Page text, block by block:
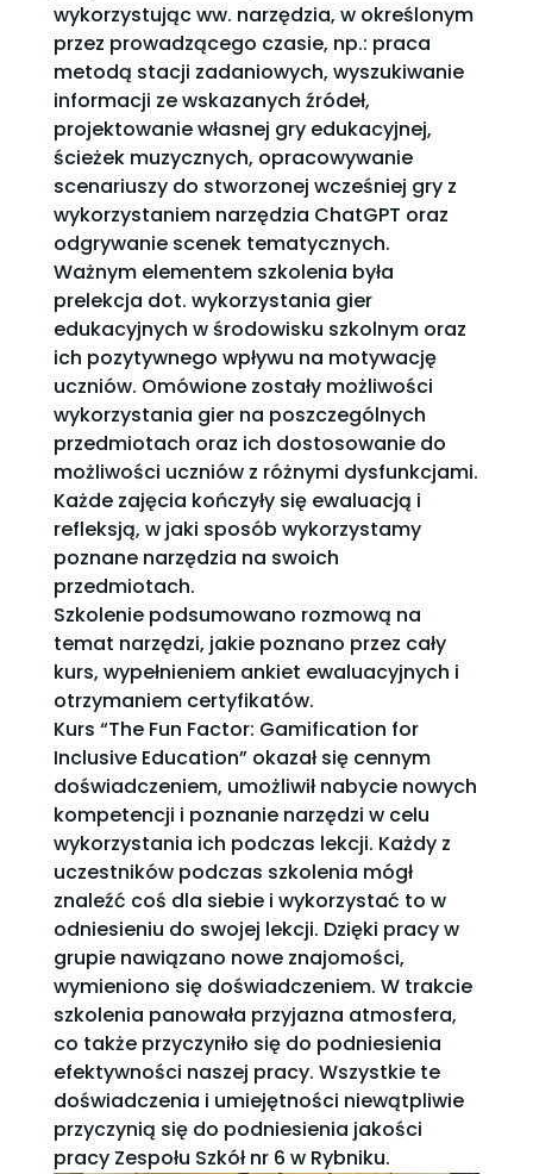
wykorzystując ww. narzędzia, w określonym
przez prowadzącego czasie, np.: praca
metodą stacji zadaniowych, wyszukiwanie
informacji ze wskazanych źródeł,
projektowanie własnej gry edukacyjnej,
ścieżek muzycznych, opracowywanie
scenariuszy do stworzonej wcześniej gry z
wykorzystaniem narzędzia ChatGPT oraz
odgrywanie scenek tematycznych.
Ważnym elementem szkolenia była
prelekcja dot. wykorzystania gier
edukacyjnych w środowisku szkolnym oraz
ich pozytywnego wpływu na motywację
uczniów. Omówione zostały możliwości
wykorzystania gier na poszczególnych
przedmiotach oraz ich dostosowanie do
możliwości uczniów z różnymi dysfunkcjami.
Każde zajęcia kończyły się ewaluacją i
refleksją, w jaki sposób wykorzystamy
poznane narzędzia na swoich
przedmiotach.
Szkolenie podsumowano rozmową na
temat narzędzi, jakie poznano przez cały
kurs, wypełnieniem ankiet ewaluacyjnych i
otrzymaniem certyfikatów.
Kurs “The Fun Factor: Gamification for
Inclusive Education” okazał się cennym
doświadczeniem, umożliwił nabycie nowych
kompetencji i poznanie narzędzi w celu
wykorzystania ich podczas lekcji. Każdy z
uczestników podczas szkolenia mógł
znaleźć coś dla siebie i wykorzystać to w
odniesieniu do swojej lekcji. Dzięki pracy w
grupie nawiązano nowe znajomości,
wymieniono się doświadczeniem. W trakcie
szkolenia panowała przyjazna atmosfera,
co także przyczyniło się do podniesienia
efektywności naszej pracy. Wszystkie te
doświadczenia i umiejętności niewątpliwie
przyczynią się do podniesienia jakości
pracy Zespołu Szkół nr 6 w Rybniku.